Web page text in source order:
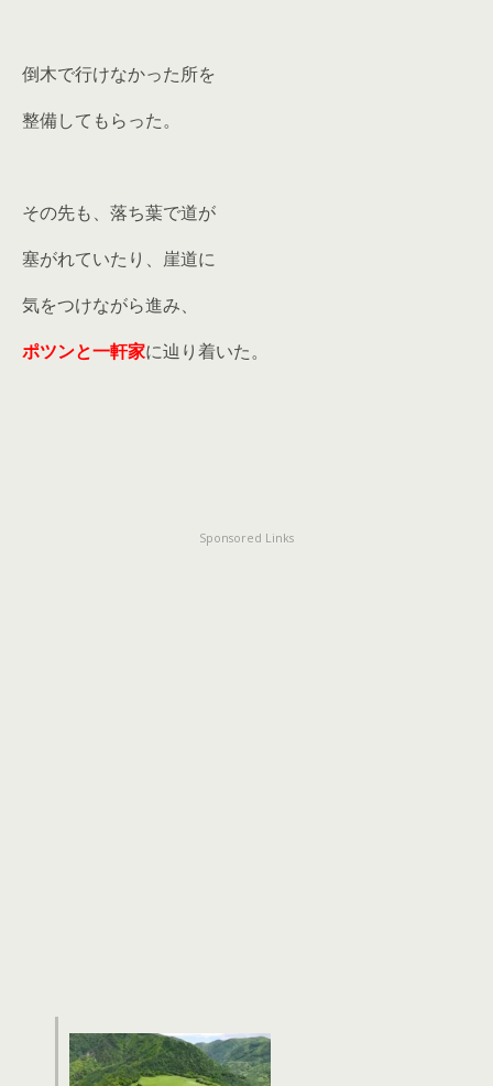
倒木で行けなかった所を
整備してもらった。
その先も、落ち葉で道が
塞がれていたり、崖道に
気をつけながら進み、
ポツンと一軒家に辿り着いた。
Sponsored Links